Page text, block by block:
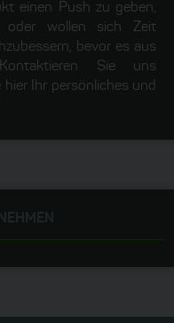
einen Push zu geben,
oder wollen sich Zeit
bevor es aus
Sie uns
Ihr persönliches und